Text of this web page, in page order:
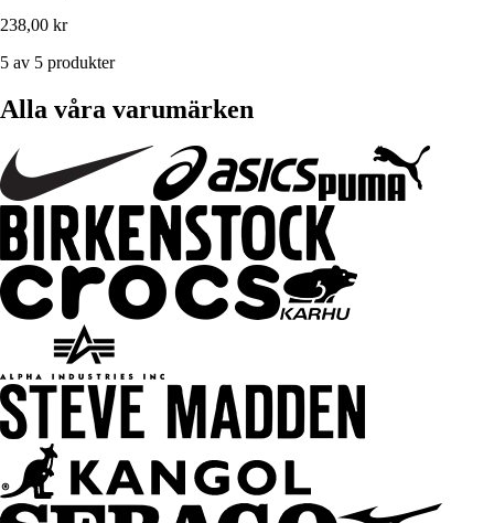
238,00 kr
5 av 5 produkter
Alla våra varumärken